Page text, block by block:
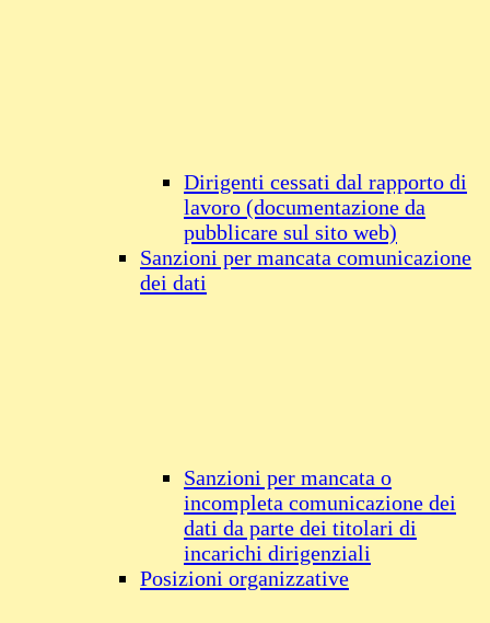
Dirigenti cessati dal rapporto di
lavoro (documentazione da
pubblicare sul sito web)
Sanzioni per mancata comunicazione
dei dati
Sanzioni per mancata o
incompleta comunicazione dei
dati da parte dei titolari di
incarichi dirigenziali
Posizioni organizzative